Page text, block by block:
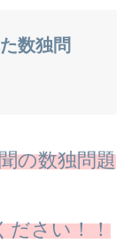
数独問
の数独問題
ださい！！